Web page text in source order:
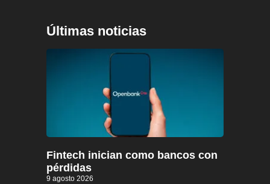
Últimas noticias
Fintech inician como bancos con
pérdidas
9 agosto 2026